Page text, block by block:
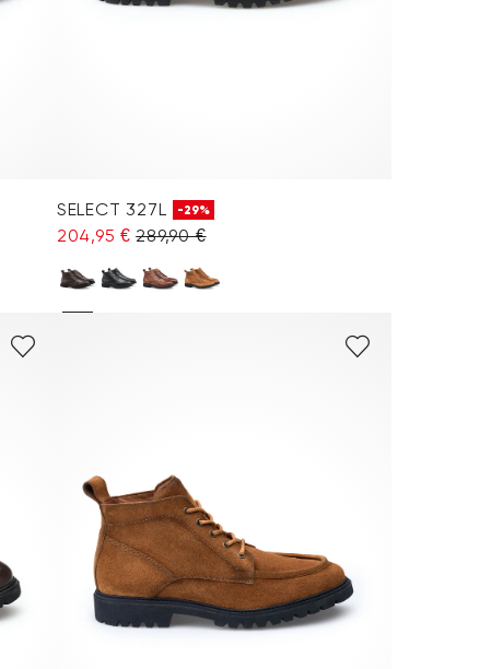
SELECT 327L -29%
204,95 € 289,90 €